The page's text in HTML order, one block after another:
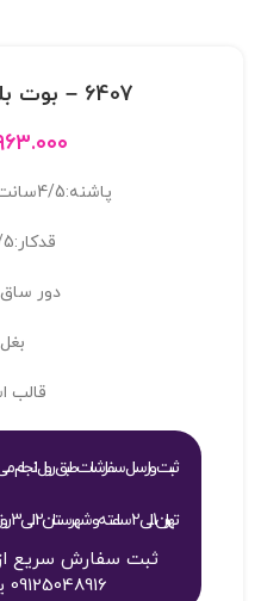
6407 – بوت بلند مازراتي6407
پاشنه:4/5سانت-لژزیر:2/5 سانت
قدکار:32/5سانت
دور ساق:35
قالب
ثبت و ارسال سفارشات طبق روال انجام
تهران 1 الی 2 ساعته و شهرستان 2 الی 3 روز
ثبت سفارش سریع
09125048916 یا 09032363189